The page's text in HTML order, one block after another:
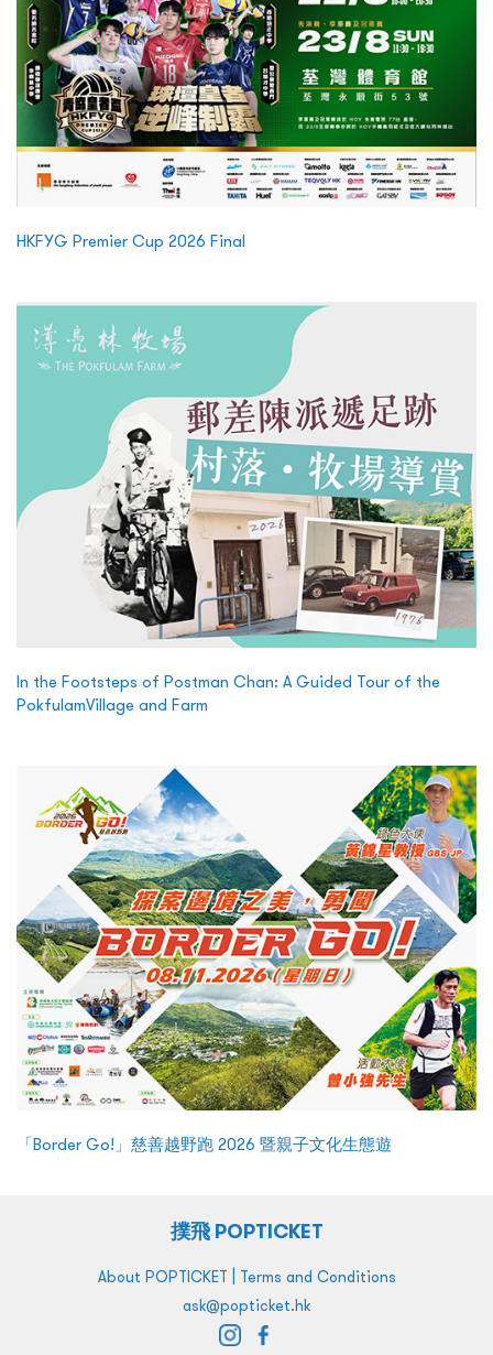
HKFYG Premier Cup 2026 Final
In the Footsteps of Postman Chan: A Guided Tour of the
PokfulamVillage and Farm
「Border Go!」慈善越野跑 2026 暨親子文化生態遊
撲飛 POPTICKET
About POPTICKET | Terms and Conditions
ask@popticket.hk